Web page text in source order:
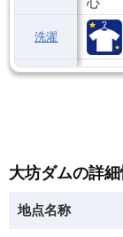
洗濯
大坊ダムの詳
地点名称